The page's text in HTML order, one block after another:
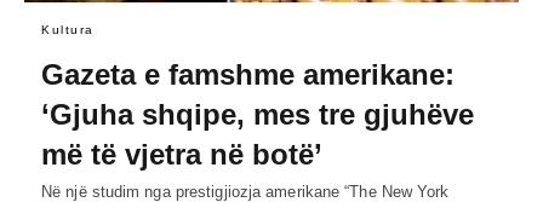
Kultura
Gazeta e famshme amerikane:
‘Gjuha shqipe, mes tre gjuhëve
më të vjetra në botë’
Në një studim nga prestigjiozja amerikane “The New York